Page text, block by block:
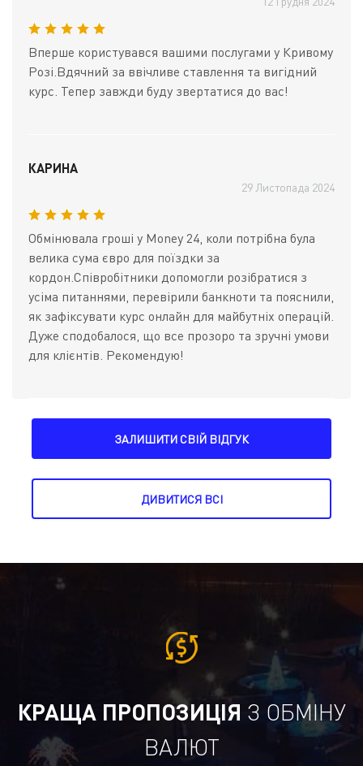
Вперше користувався вашими послугами у Кривому
Розі.Вдячний за ввічливе ставлення та вигідний
курс. Тепер завжди буду звертатися до вас!
КАРИНА
29 Листопада 2024
Обмінювала гроші у Money 24, коли потрібна була
велика сума євро для поїздки за
кордон.Співробітники допомогли розібратися з
усіма питаннями, перевірили банкноти та пояснили,
як зафіксувати курс онлайн для майбутніх операцій.
Дуже сподобалося, що все прозоро та зручні умови
для клієнтів. Рекомендую!
ЗАЛИШИТИ СВІЙ ВІДГУК
ДИВИТИСЯ ВСІ
КРАЩА ПРОПОЗИЦІЯ З ОБМІНУ
ВАЛЮТ